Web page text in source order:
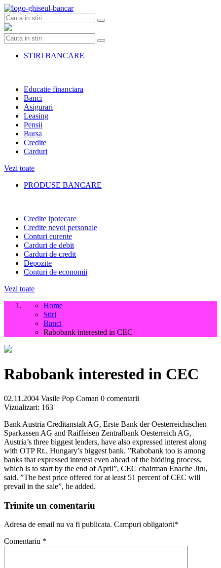
Skip
to
content
STIRI BANCARE
Educatie financiara
Banci
Asigurari
Leasing
Pensii
Bursa
Credite
Carduri
Vezi toate
PRODUSE BANCARE
Credite ipotecare
Credite nevoi personale
Conturi curente
Carduri de debit
Carduri de credit
Depozite
Conturi de economii
Vezi toate
Home
Stiri
Banci
Rabobank interested in CEC
Rabobank interested in CEC
02.11.2004 Vasile Pop Coman 0 comentarii
Vizualizari: 163
Bank Austria Creditanstalt AG, Erste Bank der Oesterreichischen
Sparkassen AG and Raiffeisen Zentralbank Oesterreich AG,
Austria’s three biggest lenders, have also expressed interest along
with OTP Rt., Hungary’s biggest bank. ”Rabobank too is among
banks that expressed interest even ahead of the bidding process,
which is to start by the end of April”, CEC chairman Enache Jiru,
said. ”The best price offered for at least 51 percent of CEC will
prevail in the sale”, he added.
Trimite un comentariu
Adresa de email nu va fi publicata. Campuri obligatorii*
Comentariu *